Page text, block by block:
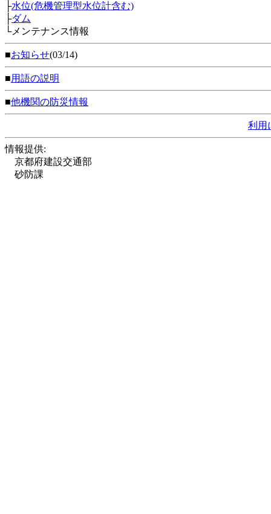
├水位(危機管理型水位計含む)
├ダム
└メンテナンス情報
■お知らせ(03/14)
■用語の説明
■他機関の防災情報
利用
情報提供:
京都府建設交通部
砂防課